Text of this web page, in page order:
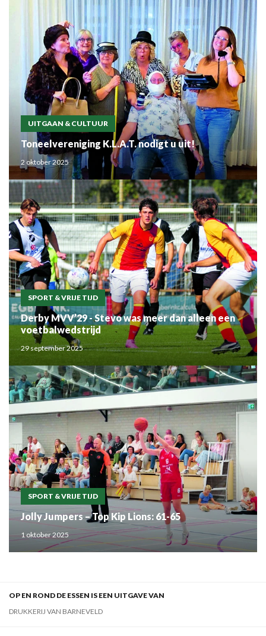
UITGAAN & CULTUUR
Toneelvereniging K.L.A.T. nodigt u uit!
2 oktober 2025
SPORT & VRIJE TIJD
Derby MVV’29 - Stevo was meer dan alleen een
voetbalwedstrijd
29 september 2025
SPORT & VRIJE TIJD
Jolly Jumpers – Top Kip Lions: 61-65
1 oktober 2025
OP EN ROND DE ESSEN IS EEN UITGAVE VAN
DRUKKERIJ VAN BARNEVELD